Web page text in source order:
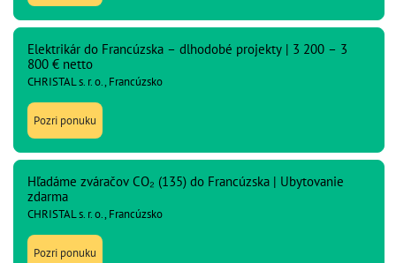
Elektrikár do Francúzska – dlhodobé projekty | 3 200 – 3
800 € netto
CHRISTAL s. r. o., Francúzsko
Pozri ponuku
Hľadáme zváračov CO₂ (135) do Francúzska | Ubytovanie
zdarma
CHRISTAL s. r. o., Francúzsko
Pozri ponuku